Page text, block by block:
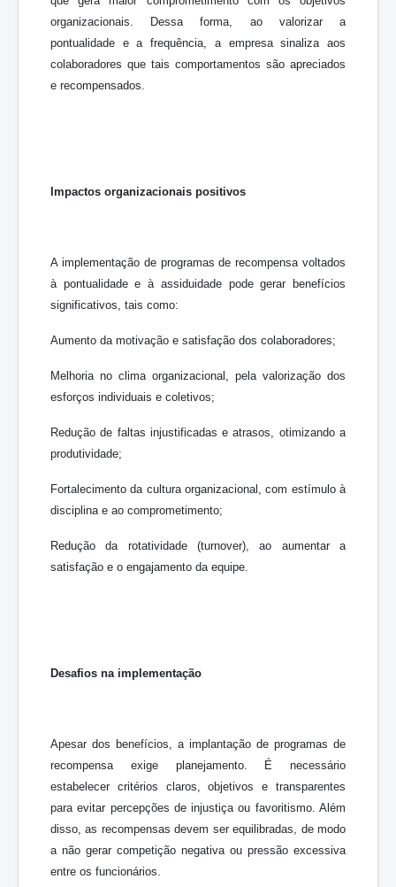
organizacionais. Dessa forma, ao valorizar a
pontualidade e a frequência, a empresa sinaliza aos
colaboradores que tais comportamentos são apreciados
e recompensados.
Impactos organizacionais positivos
A implementação de programas de recompensa voltados
à pontualidade e à assiduidade pode gerar benefícios
significativos, tais como:
Aumento da motivação e satisfação dos colaboradores;
Melhoria no clima organizacional, pela valorização dos
esforços individuais e coletivos;
Redução de faltas injustificadas e atrasos, otimizando a
produtividade;
Fortalecimento da cultura organizacional, com estímulo à
disciplina e ao comprometimento;
Redução da rotatividade (turnover), ao aumentar a
satisfação e o engajamento da equipe.
Desafios na implementação
Apesar dos benefícios, a implantação de programas de
recompensa exige planejamento. É necessário
estabelecer critérios claros, objetivos e transparentes
para evitar percepções de injustiça ou favoritismo. Além
disso, as recompensas devem ser equilibradas, de modo
a não gerar competição negativa ou pressão excessiva
entre os funcionários.